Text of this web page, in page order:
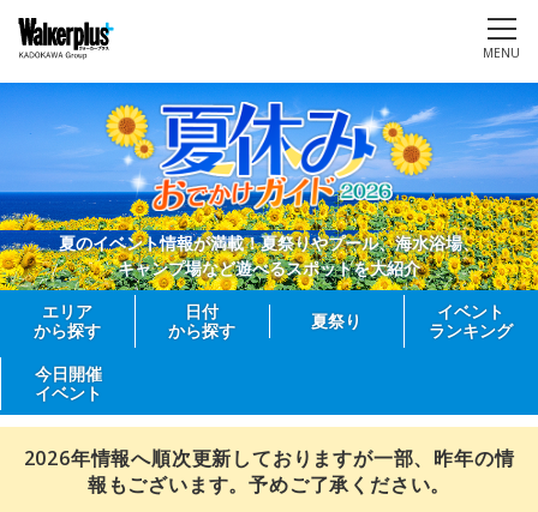
MENU
夏のイベント情報が満載！夏祭りやプール、海水浴場、
キャンプ場など遊べるスポットを大紹介
エリア
から探す
日付
から探す
夏祭り
イベント
ランキング
今日開催
イベント
2026年情報へ順次更新しておりますが一部、昨年の情
報もございます。予めご了承ください。